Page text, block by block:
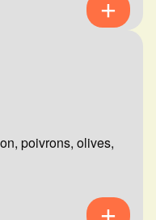
poivrons, olives,